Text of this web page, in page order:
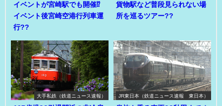
イベントが宮崎駅でも開催⁉
イベント後宮崎空港行列車運
行??
貨物駅など普段見られない場
所を巡るツアー??
大手私鉄（鉄道ニュース速報） JR東日本（鉄道ニュース速報 東日本）